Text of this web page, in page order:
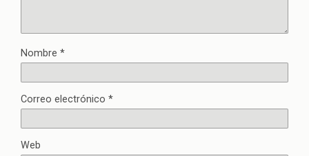
Nombre *
Correo electrónico *
Web